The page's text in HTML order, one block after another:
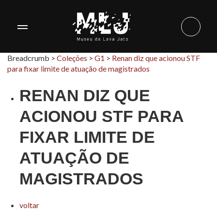
Breadcrumb > Coleções > G1 > Renan diz que acionou STF
para fixar limite de atuação de magistrados
RENAN DIZ QUE
ACIONOU STF PARA
FIXAR LIMITE DE
ATUAÇÃO DE
MAGISTRADOS
voltar